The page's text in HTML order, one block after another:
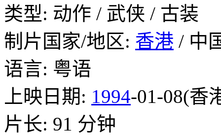
类型: 动作 / 武侠 / 古装
制片国家/地区: 香港 / 中
语言: 粤语
上映日期: 1994-01-08(香
片长: 91 分钟